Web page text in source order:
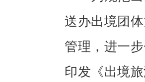
送办出境团
管理，进一
印发《出境